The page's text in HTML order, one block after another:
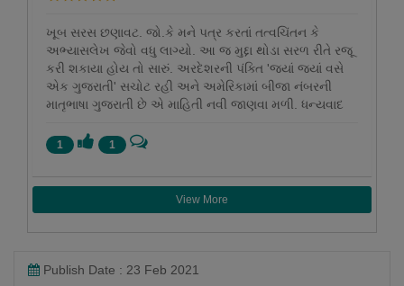
ખૂબ સરસ છણાવટ. જો.કે મને પત્ર કરતાં તત્વચિંતન કે
અભ્યાસલેખ જેવો વધુ લાગ્યો. આ જ મુદ્દા થોડા સરળ રીતે રજૂ
કરી શકાયા હોય તો સારું. અરદેશરની પંક્તિ 'જ્યાં જ્યાં વસે
એક ગુજરાતી' સચોટ રહી અને અમેરિકામાં બીજા નંબરની
માતૃભાષા ગુજરાતી છે એ માહિતી નવી જાણવા મળી. ધન્યવાદ
1 1
View More
Publish Date : 23 Feb 2021